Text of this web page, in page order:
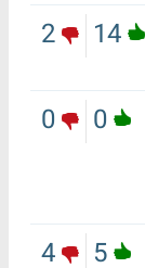
14
2
0
0
5
4